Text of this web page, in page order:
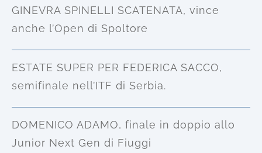
GINEVRA SPINELLI SCATENATA, vince
anche l’Open di Spoltore
ESTATE SUPER PER FEDERICA SACCO,
semifinale nell’ITF di Serbia.
DOMENICO ADAMO, finale in doppio allo
Junior Next Gen di Fiuggi